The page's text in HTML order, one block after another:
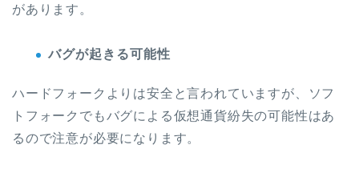
があります。
バグが起きる可能性
ハードフォークよりは安全と言われていますが、ソフ
トフォークでもバグによる仮想通貨紛失の可能性はあ
るので注意が必要になります。